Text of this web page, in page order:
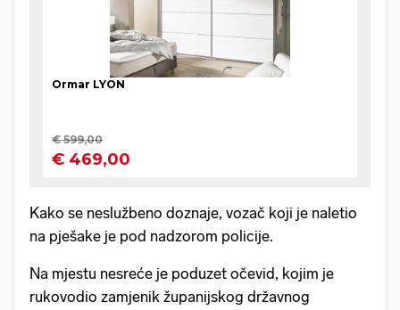
Kako se neslužbeno doznaje, vozač koji je naletio
na pješake je pod nadzorom policije.
Na mjestu nesreće je poduzet očevid, kojim je
rukovodio zamjenik županijskog državnog